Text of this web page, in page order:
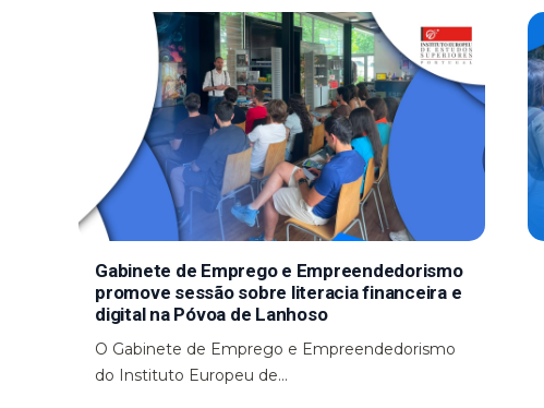
Gabinete de Emprego e Empreendedorismo
promove sessão sobre literacia financeira e
digital na Póvoa de Lanhoso
O Gabinete de Emprego e Empreendedorismo
do Instituto Europeu de...